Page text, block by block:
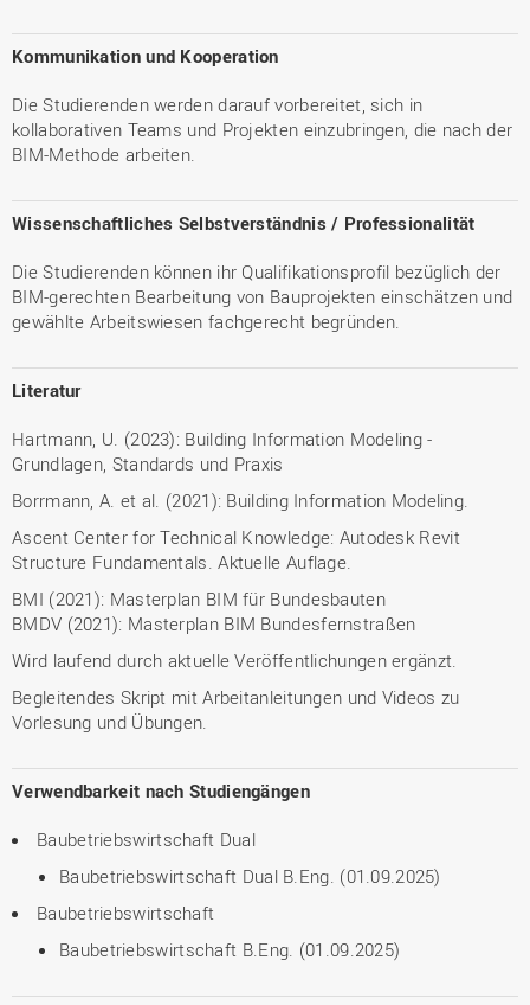
Kommunikation und Kooperation
Die Studierenden werden darauf vorbereitet, sich in
kollaborativen Teams und Projekten einzubringen, die nach der
BIM-Methode arbeiten.
Wissenschaftliches Selbstverständnis / Professionalität
Die Studierenden können ihr Qualifikationsprofil bezüglich der
BIM-gerechten Bearbeitung von Bauprojekten einschätzen und
gewählte Arbeitswiesen fachgerecht begründen.
Literatur
Hartmann, U. (2023): Building Information Modeling -
Grundlagen, Standards und Praxis
Borrmann, A. et al. (2021): Building Information Modeling.
Ascent Center for Technical Knowledge: Autodesk Revit
Structure Fundamentals. Aktuelle Auflage.
BMI (2021): Masterplan BIM für Bundesbauten
BMDV (2021): Masterplan BIM Bundesfernstraßen
Wird laufend durch aktuelle Veröffentlichungen ergänzt.
Begleitendes Skript mit Arbeitanleitungen und Videos zu
Vorlesung und Übungen.
Verwendbarkeit nach Studiengängen
Baubetriebswirtschaft Dual
Baubetriebswirtschaft Dual B.Eng. (01.09.2025)
Baubetriebswirtschaft
Baubetriebswirtschaft B.Eng. (01.09.2025)